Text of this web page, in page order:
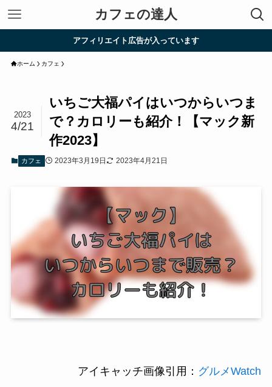
カフェの達人
アフィリエイト広告が入っています
ホーム カフェ
いちご大福パイはいつからいつま
で？カロリーも紹介！【マック新
作2023】
2023
4/21
カフェ 2023年3月19日 2023年4月21日
アイキャッチ画像引用： グルメWatch